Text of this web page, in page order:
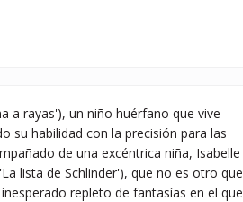
a rayas'), un niño huérfano que vive
su habilidad con la precisión para las
de una excéntrica niña, Isabelle
lista de Schlinder'), que no es otro que
repleto de fantasías en el que